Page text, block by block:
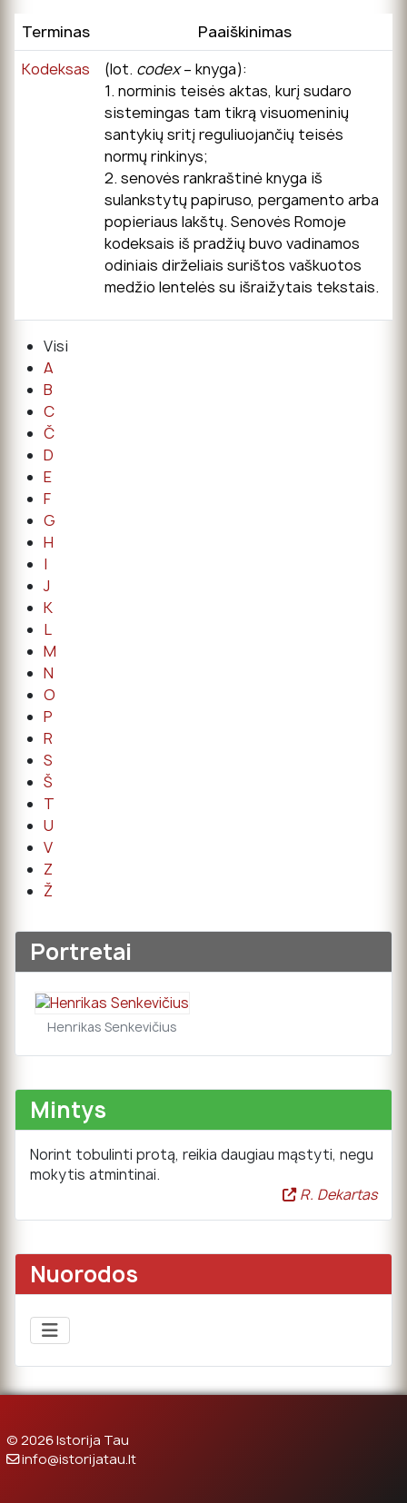
Terminas
Paaiškinimas
Kodeksas
(lot. codex– knyga):
1. norminis teisės aktas, kurį sudaro
sistemingas tam tikrą visuomeninių
santykių sritį reguliuojančių teisės
normų rinkinys;
2. senovės rankraštinė knyga iš
sulankstytų papiruso, pergamento arba
popieriaus lakštų. Senovės Romoje
kodeksais iš pradžių buvo vadinamos
odiniais dirželiais surištos vaškuotos
medžio lentelės su išraižytais tekstais.
Visi
A
B
C
Č
D
E
F
G
H
I
J
K
L
M
N
O
P
R
S
Š
T
U
V
Z
Ž
Portretai
Henrikas Senkevičius
Mintys
Norint tobulinti protą, reikia daugiau mąstyti, negu
mokytis atmintinai.
R. Dekartas
Nuorodos
© 2026 Istorija Tau
info@istorijatau.lt